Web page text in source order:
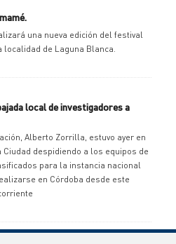
una nueva edición del festival
de Laguna Blanca.
local de investigadores a
Alberto Zorrilla, estuvo ayer en
despidiendo a los equipos de
para la instancia nacional
en Córdoba desde este